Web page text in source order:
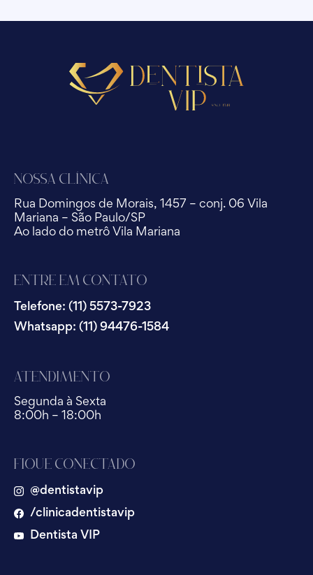
Nossa Clínica
Rua Domingos de Morais, 1457 – conj. 06 Vila
Mariana – São Paulo/SP
Ao lado do metrô Vila Mariana
Entre em Contato
Telefone: (11) 5573-7923
Whatsapp: (11) 94476-1584
Atendimento
Segunda à Sexta
8:00h – 18:00h
Fique Conectado
@dentistavip
/clinicadentistavip
Dentista VIP